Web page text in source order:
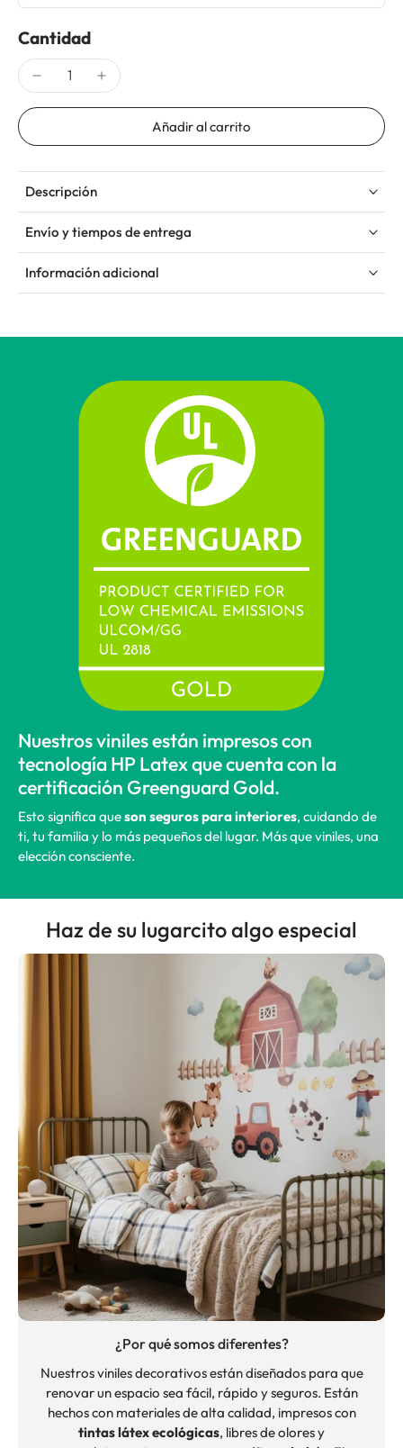
Cantidad
Añadir al carrito
Descripción
Envío y tiempos de entrega
Información adicional
Nuestros viniles están impresos con
tecnología HP Latex que cuenta con la
certificación Greenguard Gold.
Esto significa queson seguros para interiores, cuidando de
ti, tu familia y lo más pequeños del lugar. Más que viniles, una
elección consciente.
Haz de su lugarcito algo especial
¿Por qué somos diferentes?
Nuestros viniles decorativos están diseñados para que
renovar un espacio sea fácil, rápido y seguros. Están
hechos con materiales de alta calidad, impresos con
tintas látex ecológicas, libres de olores y